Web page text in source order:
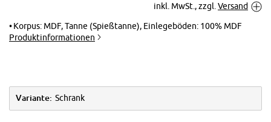
Tippen zum
Vergrößern
inkl. MwSt., zzgl. Versand
Korpus: MDF, Tanne (Spießtanne), Einlegeböden: 100% MDF
Produktinformationen
Variante: Schrank